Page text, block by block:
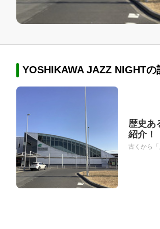
YOSHIKAWA JAZZ NIGHTの
歴史あ
紹介！
古くから